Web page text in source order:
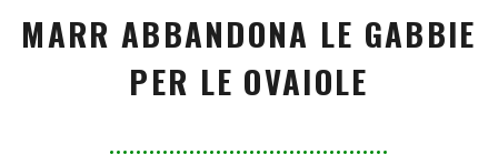
MARR ABBANDONA LE GABBIE
PER LE OVAIOLE